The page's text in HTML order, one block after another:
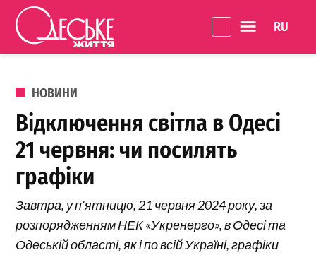
Перейти до вмісту
Життя
ОПУБЛІКОВАНО В
НОВИНИ
Відключення світла в Одесі
21 червня: чи посилять
графіки
Завтра, у п’ятницю, 21 червня 2024 року, за
розпорядженням НЕК «Укренерго», в Одесі та
Одеській області, як і по всій Україні, графіки